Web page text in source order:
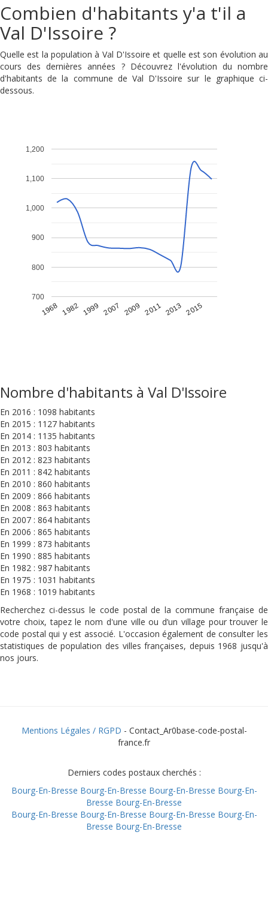
Combien d'habitants y'a t'il a
Val D'Issoire ?
Quelle est la population à Val D'Issoire et quelle est son évolution au
cours des dernières années ? Découvrez l'évolution du nombre
d'habitants de la commune de Val D'Issoire sur le graphique ci-
dessous.
1968 1982 1999 2007 2009 2011 2013 2015
700
800
900
1,000
1,100
1,200
Nombre d'habitants à Val D'Issoire
En 2016 : 1098 habitants
En 2015 : 1127 habitants
En 2014 : 1135 habitants
En 2013 : 803 habitants
En 2012 : 823 habitants
En 2011 : 842 habitants
En 2010 : 860 habitants
En 2009 : 866 habitants
En 2008 : 863 habitants
En 2007 : 864 habitants
En 2006 : 865 habitants
En 1999 : 873 habitants
En 1990 : 885 habitants
En 1982 : 987 habitants
En 1975 : 1031 habitants
En 1968 : 1019 habitants
Recherchez ci-dessus le code postal de la commune française de
votre choix, tapez le nom d'une ville ou d’un village pour trouver le
code postal qui y est associé. L'occasion également de consulter les
statistiques de population des villes françaises, depuis 1968 jusqu'à
nos jours.
Mentions Légales / RGPD - Contact_Ar0base-code-postal-
france.fr
Derniers codes postaux cherchés :
Bourg-En-Bresse Bourg-En-Bresse Bourg-En-Bresse Bourg-En-
Bresse Bourg-En-Bresse
Bourg-En-Bresse Bourg-En-Bresse Bourg-En-Bresse Bourg-En-
Bresse Bourg-En-Bresse